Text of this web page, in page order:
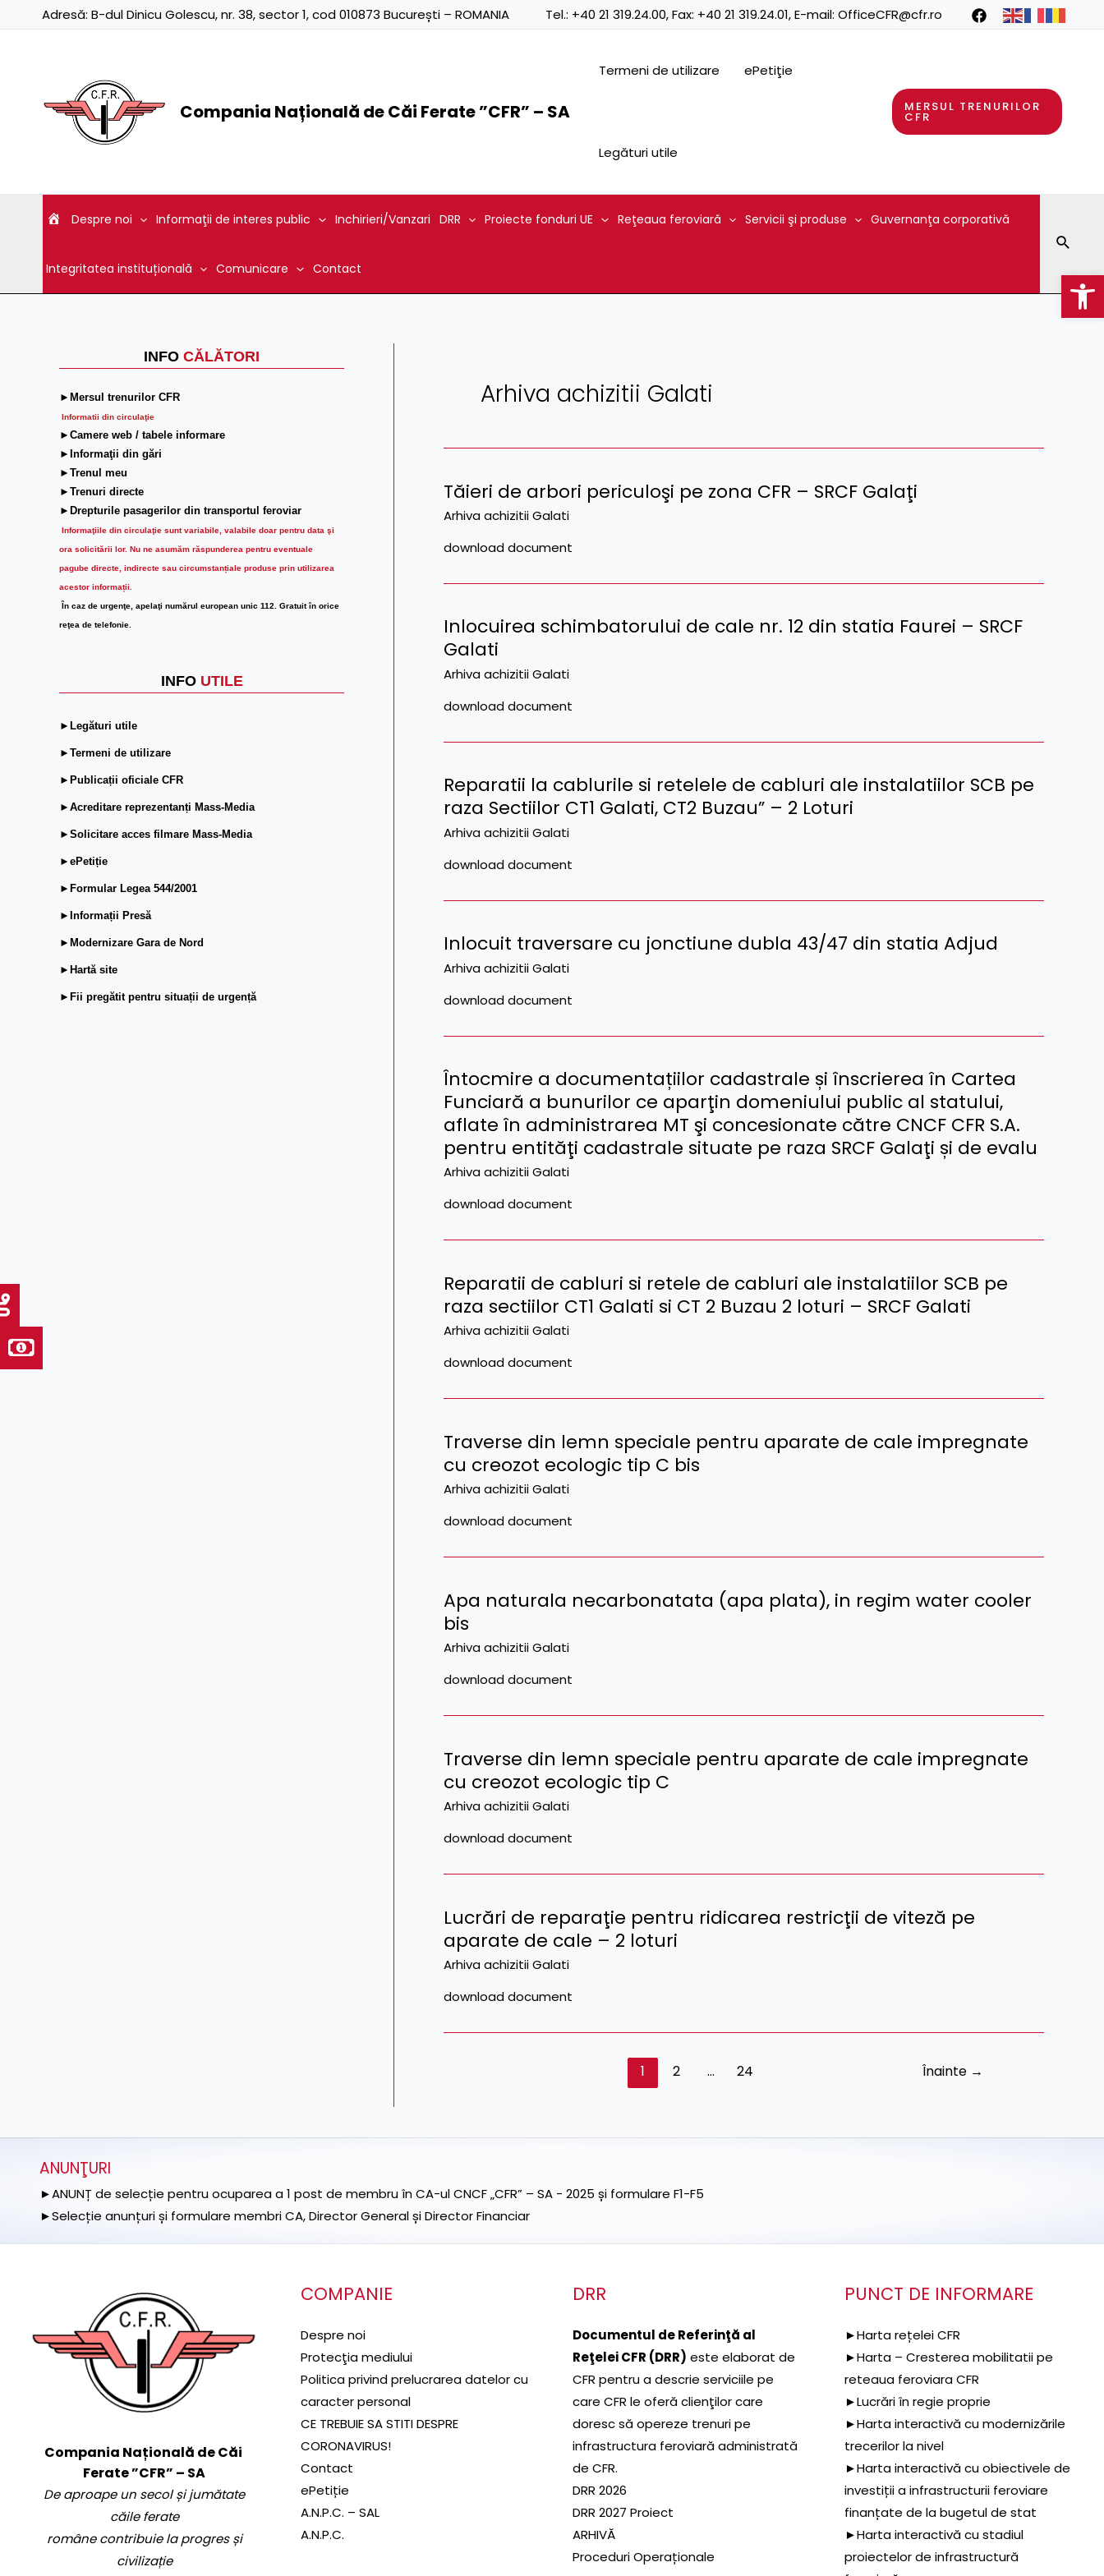
Adresă: B-dul Dinicu Golescu, nr. 38, sector 1, cod 010873 București – ROMANIA Tel.: +40 21 319.24.00, Fax: +40 21 319.24.01, E-mail: OfficeCFR@cfr.ro
Compania Națională de Căi Ferate ”CFR” – SA
Termeni de utilizare ePetiţie
Legături utile
MERSUL TRENURILOR
CFR
Despre noi Informaţii de interes public Inchirieri/Vanzari DRR Proiecte fonduri UE Reţeaua feroviară Servicii şi produse Guvernanţa corporativă
Integritatea instituțională Comunicare Contact
INFO CĂLĂTORI
►Mersul trenurilor CFR
Informatii din circulaţie
►Camere web / tabele informare
►Informaţii din gări
►Trenul meu
►Trenuri directe
►Drepturile pasagerilor din transportul feroviar
Informaţiile din circulaţie sunt variabile, valabile doar pentru data şi
ora solicitării lor. Nu ne asumăm răspunderea pentru eventuale
pagube directe, indirecte sau circumstanțiale produse prin utilizarea
acestor informații.
În caz de urgenţe, apelaţi numărul european unic 112. Gratuit în orice
reţea de telefonie.
INFO UTILE
►Legături utile
►Termeni de utilizare
►Publicații oficiale CFR
►Acreditare reprezentanți Mass-Media
►Solicitare acces filmare Mass-Media
►ePetiție
►Formular Legea 544/2001
►Informații Presă
►Modernizare Gara de Nord
►Hartă site
►Fii pregătit pentru situații de urgență
Arhiva achizitii Galati
Tăieri de arbori periculoşi pe zona CFR – SRCF Galaţi
Arhiva achizitii Galati
download document
Inlocuirea schimbatorului de cale nr. 12 din statia Faurei – SRCF
Galati
Arhiva achizitii Galati
download document
Reparatii la cablurile si retelele de cabluri ale instalatiilor SCB pe
raza Sectiilor CT1 Galati, CT2 Buzau” – 2 Loturi
Arhiva achizitii Galati
download document
Inlocuit traversare cu jonctiune dubla 43/47 din statia Adjud
Arhiva achizitii Galati
download document
Întocmire a documentațiilor cadastrale și înscrierea în Cartea
Funciară a bunurilor ce aparţin domeniului public al statului,
aflate în administrarea MT şi concesionate către CNCF CFR S.A.
pentru entităţi cadastrale situate pe raza SRCF Galaţi și de evalu
Arhiva achizitii Galati
download document
Reparatii de cabluri si retele de cabluri ale instalatiilor SCB pe
raza sectiilor CT1 Galati si CT 2 Buzau 2 loturi – SRCF Galati
Arhiva achizitii Galati
download document
Traverse din lemn speciale pentru aparate de cale impregnate
cu creozot ecologic tip C bis
Arhiva achizitii Galati
download document
Apa naturala necarbonatata (apa plata), in regim water cooler
bis
Arhiva achizitii Galati
download document
Traverse din lemn speciale pentru aparate de cale impregnate
cu creozot ecologic tip C
Arhiva achizitii Galati
download document
Lucrări de reparaţie pentru ridicarea restricţii de viteză pe
aparate de cale – 2 loturi
Arhiva achizitii Galati
download document
Posts
1 2 … 24 Înainte →
ANUNŢURI
►ANUNȚ de selecție pentru ocuparea a 1 post de membru în CA-ul CNCF „CFR” – SA - 2025 și formulare F1-F5
►Selecție anunțuri și formulare membri CA, Director General și Director Financiar
Compania Națională de Căi
Ferate ”CFR” – SA
De aproape un secol și jumătate
căile ferate
române contribuie la progres și
civilizație
COMPANIE
Despre noi
Protecţia mediului
Politica privind prelucrarea datelor cu
caracter personal
CE TREBUIE SA STITI DESPRE
CORONAVIRUS!
Contact
ePetiție
A.N.P.C. – SAL
A.N.P.C.
DRR
Documentul de Referinţă al
Reţelei CFR (DRR) este elaborat de
CFR pentru a descrie serviciile pe
care CFR le oferă clienţilor care
doresc să opereze trenuri pe
infrastructura feroviară administrată
de CFR.
DRR 2026
DRR 2027 Proiect
ARHIVĂ
Proceduri Operaționale
PUNCT DE INFORMARE
►Harta rețelei CFR
►Harta – Cresterea mobilitatii pe
reteaua feroviara CFR
►Lucrări în regie proprie
►Harta interactivă cu modernizările
trecerilor la nivel
►Harta interactivă cu obiectivele de
investiții a infrastructurii feroviare
finanțate de la bugetul de stat
►Harta interactivă cu stadiul
proiectelor de infrastructură